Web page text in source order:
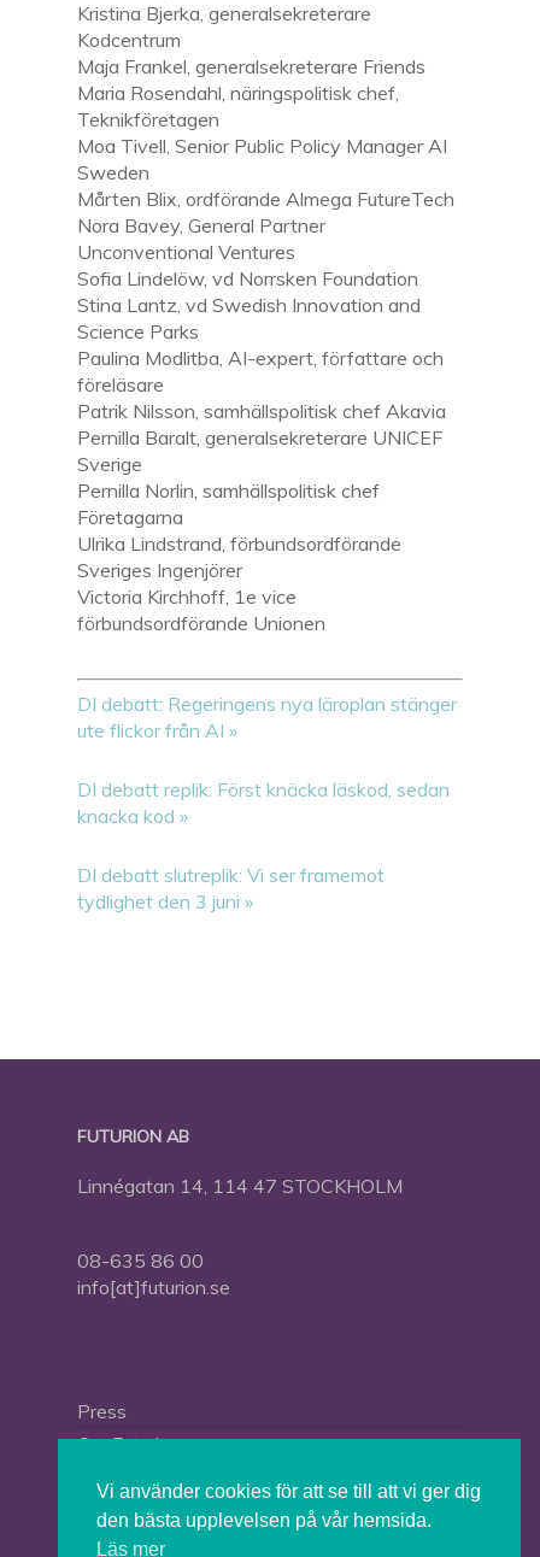
Kristina Bjerka, generalsekreterare
Kodcentrum
Maja Frankel, generalsekreterare Friends
Maria Rosendahl, näringspolitisk chef,
Teknikföretagen
Moa Tivell, Senior Public Policy Manager AI
Sweden
Mårten Blix, ordförande Almega FutureTech
Nora Bavey, General Partner
Unconventional Ventures
Sofia Lindelöw, vd Norrsken Foundation
Stina Lantz, vd Swedish Innovation and
Science Parks
Paulina Modlitba, AI-expert, författare och
föreläsare
Patrik Nilsson, samhällspolitisk chef Akavia
Pernilla Baralt, generalsekreterare UNICEF
Sverige
Pernilla Norlin, samhällspolitisk chef
Företagarna
Ulrika Lindstrand, förbundsordförande
Sveriges Ingenjörer
Victoria Kirchhoff, 1e vice
förbundsordförande Unionen
DI debatt: Regeringens nya läroplan stänger
ute flickor från AI »
DI debatt replik: Först knäcka läskod, sedan
knacka kod »
DI debatt slutreplik: Vi ser framemot
tydlighet den 3 juni »
FUTURION AB
Linnégatan 14, 114 47 STOCKHOLM
08-635 86 00
info[at]futurion.se
Press
Om Futurion
Vi använder cookies för att se till att vi ger dig
den bästa upplevelsen på vår hemsida.
Läs mer